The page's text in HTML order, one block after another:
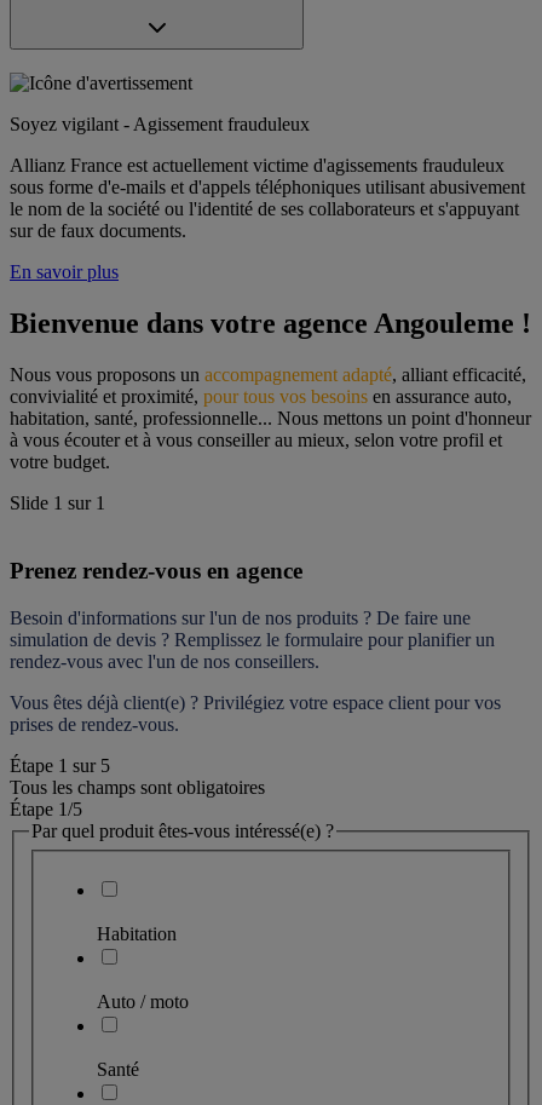
Soyez vigilant - Agissement frauduleux
Allianz France est actuellement victime d'agissements frauduleux
sous forme d'e-mails et d'appels téléphoniques utilisant abusivement
le nom de la société ou l'identité de ses collaborateurs et s'appuyant
sur de faux documents.
En savoir plus
Bienvenue dans votre agence Angouleme !
Nous vous proposons un accompagnement adapté, alliant efficacité,
convivialité et proximité, pour tous vos besoins en assurance auto,
habitation, santé, professionnelle... Nous mettons un point d'honneur
à vous écouter et à vous conseiller au mieux, selon votre profil et
votre budget.
Slide 1 sur 1
Prenez rendez-vous en agence
Besoin d'informations sur l'un de nos produits ? De faire une
simulation de devis ? Remplissez le formulaire pour planifier un
rendez-vous avec l'un de nos conseillers.
Vous êtes déjà client(e) ? Privilégiez votre espace client pour vos
prises de rendez-vous.
Étape 1 sur 5
Tous les champs sont obligatoires
Étape 1/5
Par quel produit êtes-vous intéressé(e) ?
Habitation
Auto / moto
Santé